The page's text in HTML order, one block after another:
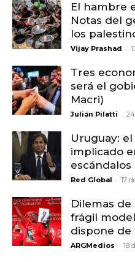
El hambre
Notas del
los
Vijay Prashad -
Tres
será el
Macri)
Julián Pilatti -
Uruguay:
implicado
escándalos
Red Global - 17
Dilemas de
frágil
dispone de
ARGMedios - 18